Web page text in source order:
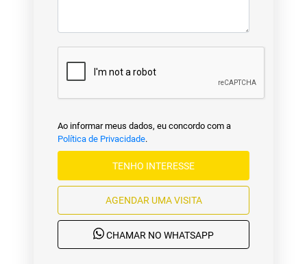
Ao informar meus dados, eu concordo com a
Política de Privacidade.
TENHO INTERESSE
AGENDAR UMA VISITA
CHAMAR NO WHATSAPP